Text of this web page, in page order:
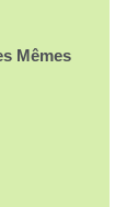
Mêmes